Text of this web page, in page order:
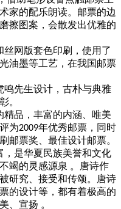
家的配乐朗读。邮票的边
擦图案，会散发出优雅的
网版套色印刷，使用了
油墨等工艺，在我国邮票
鸣先生设计，古朴与典雅
。
精品，丰富的内涵、唯美
为2009年优秀邮票，同时
邮票奖、最佳设计邮票。
，是华夏民族美誉和文化
竭的灵感源泉 。唐诗作
研究、接受和传颂。唐诗
的设计等，都有着极高的
、宣扬 。